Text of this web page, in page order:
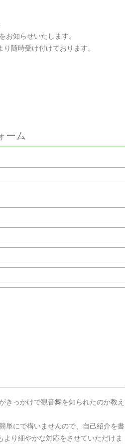
お知らせいたします。
随時受け付けております。
ーム
きっかけで観音舞を知られたのか教え
単にで構いませんので、自己紹介を書
より細やかな対応をさせていただけま